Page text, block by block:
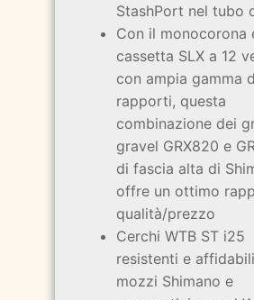
StashPort nel tubo
Con il monocorona
cassetta SLX a 12
con ampia gamma
rapporti, questa
combinazione dei
gravel GRX820 e
di fascia alta di
offre un ottimo
qualità/prezzo
Cerchi WTB ST i25
resistenti e
mozzi Shimano e